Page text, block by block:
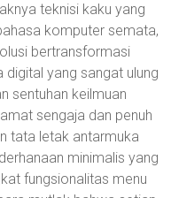
teknisi kaku yang
komputer semata,
bertransformasi
digital yang sangat ulung
sentuhan keilmuan
sengaja dan penuh
tata letak antarmuka
minimalis yang
fungsionalitas menu